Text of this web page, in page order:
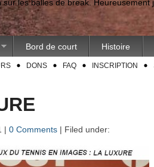
sur les balles de break.
Bord de court Histoire
DONS FAQ INSCRIPTION
| 0 Comments | Filed under: